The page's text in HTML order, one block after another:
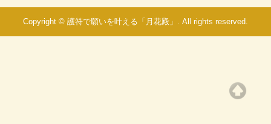
Copyright © 護符で願いを叶える「月花殿」. All rights reserved.